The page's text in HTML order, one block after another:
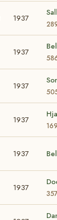
1937
1937
1937
1937
1937
1937